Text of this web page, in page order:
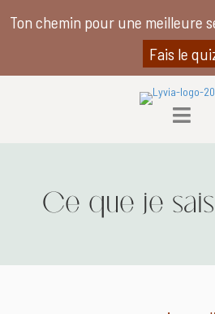
Ce que je
Ton chemin pour une meilleure
Fais le